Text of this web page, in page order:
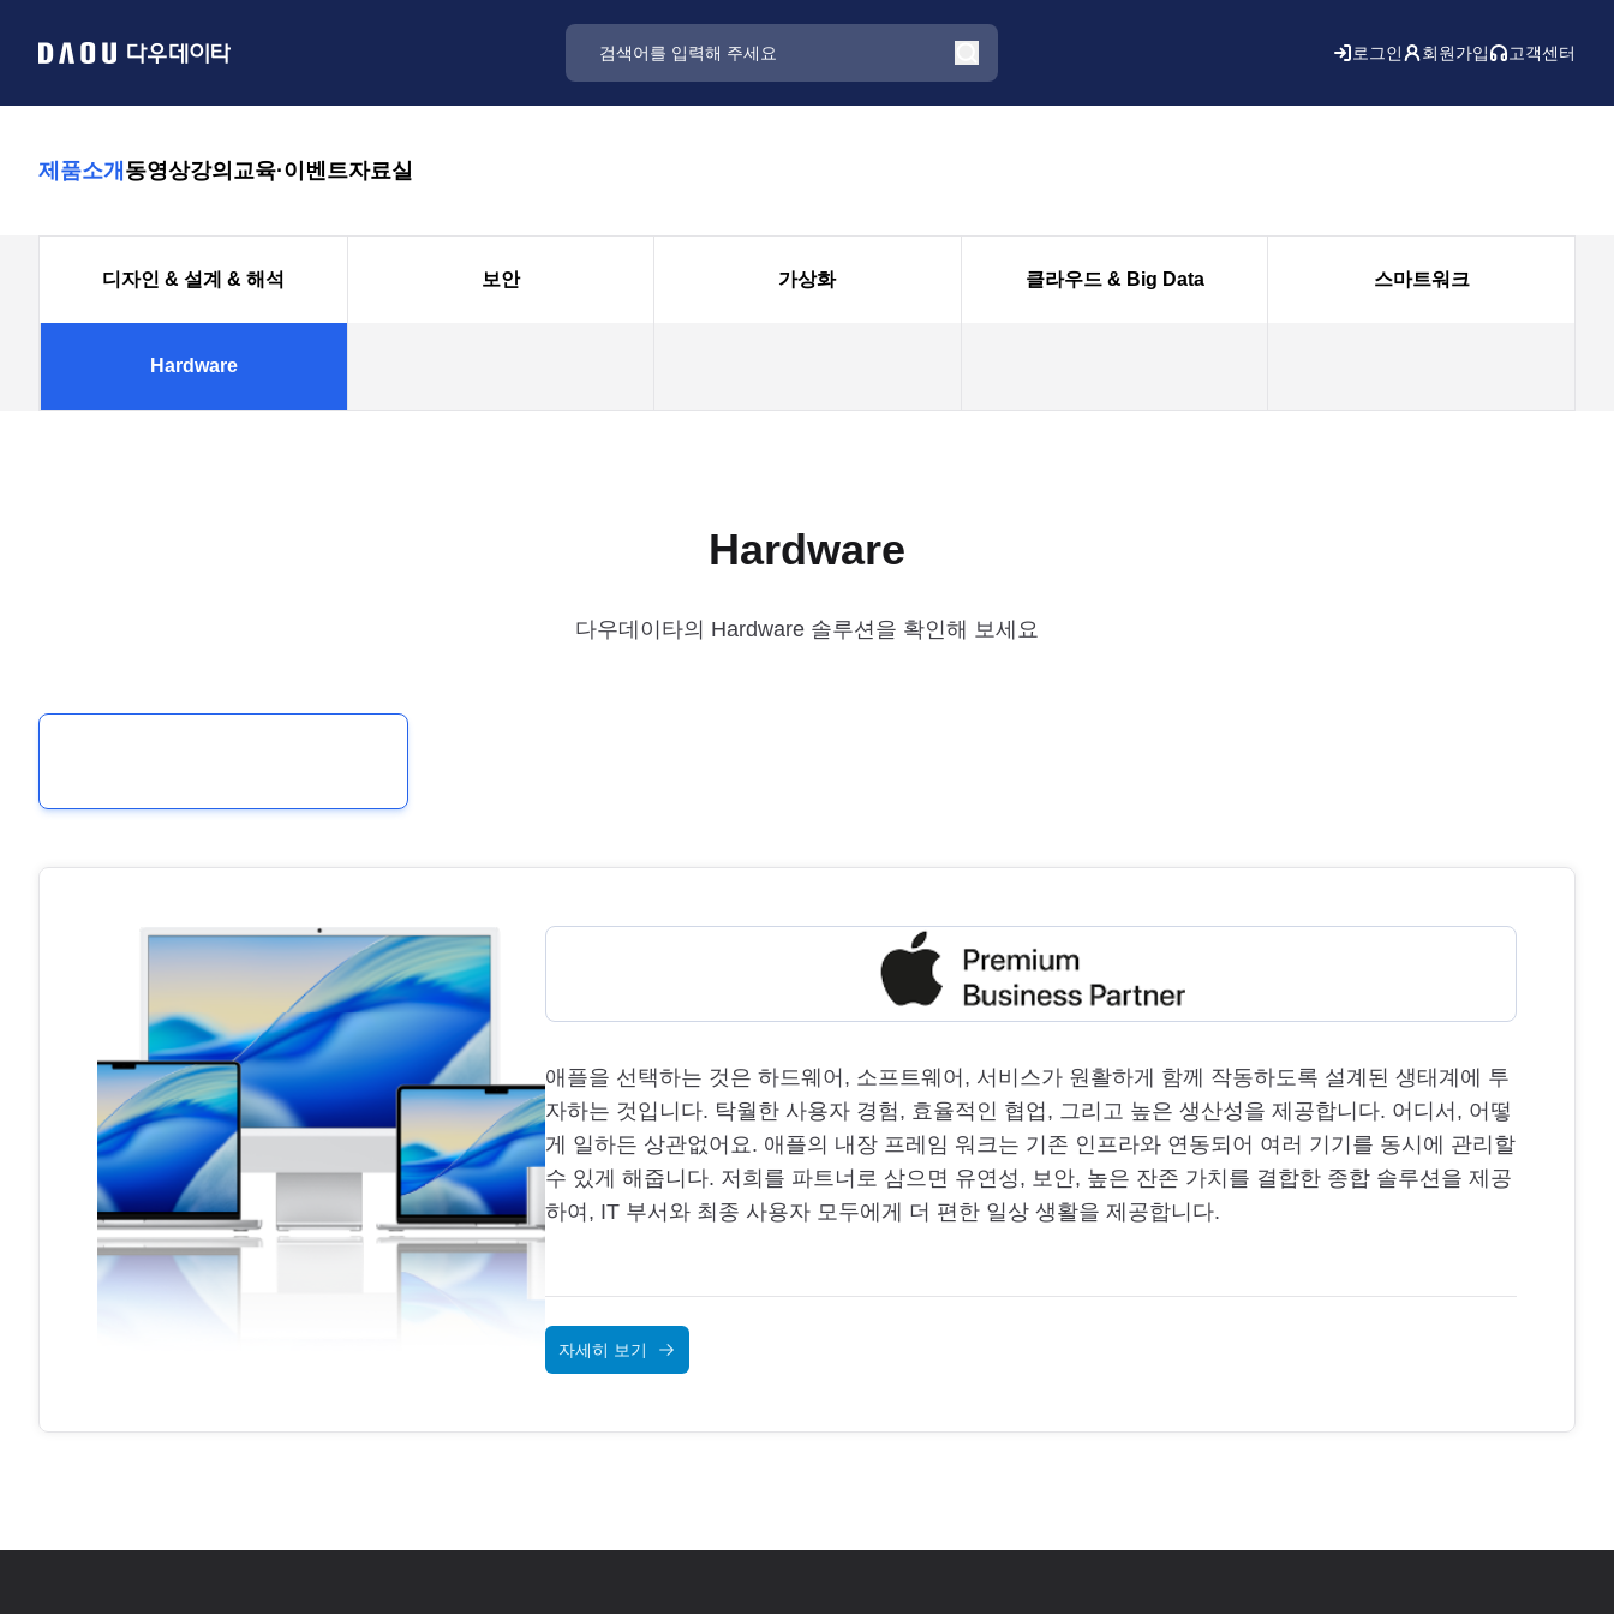
로그인 회원가입 고객센터
제품소개 동영상강의 교육·이벤트자료실
디자인 & 설계 & 해석
보안 가상화 클라우드 & Big Data 스마트워크
Hardware
Hardware
다우데이타의 Hardware 솔루션을 확인해 보세요
애플을 선택하는 것은 하드웨어, 소프트웨어, 서비스가 원활하게 함께 작동하도록 설계된 생태계에 투
자하는 것입니다. 탁월한 사용자 경험, 효율적인 협업, 그리고 높은 생산성을 제공합니다. 어디서, 어떻
게 일하든 상관없어요. 애플의 내장 프레임 워크는 기존 인프라와 연동되어 여러 기기를 동시에 관리할
수 있게 해줍니다. 저희를 파트너로 삼으면 유연성, 보안, 높은 잔존 가치를 결합한 종합 솔루션을 제공
하여, IT 부서와 최종 사용자 모두에게 더 편한 일상 생활을 제공합니다.
자세히 보기